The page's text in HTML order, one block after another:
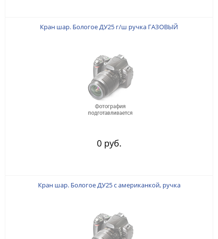
Кран шар. Бологое ДУ25 г/ш ручка ГАЗОВЫЙ
0 руб.
Кран шар. Бологое ДУ25 с американкой, ручка